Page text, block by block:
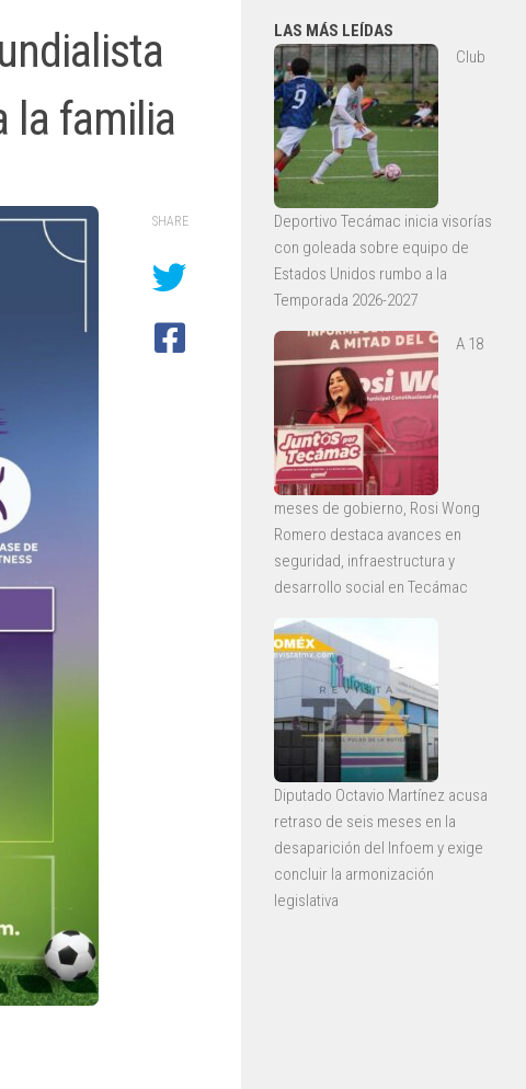
la familia
SHARE
LAS MÁS LEÍDAS
Club
Deportivo Tecámac inicia visorías
con goleada sobre equipo de
Estados Unidos rumbo a la
Temporada 2026-2027
A 18
meses de gobierno, Rosi Wong
Romero destaca avances en
seguridad, infraestructura y
desarrollo social en Tecámac
Diputado Octavio Martínez acusa
retraso de seis meses en la
desaparición del Infoem y exige
concluir la armonización
legislativa